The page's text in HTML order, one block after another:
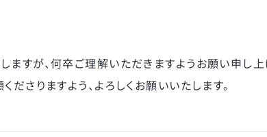
ますが、何卒ご理解いただきますようお願い申し上
ださりますよう、よろしくお願いいたします。